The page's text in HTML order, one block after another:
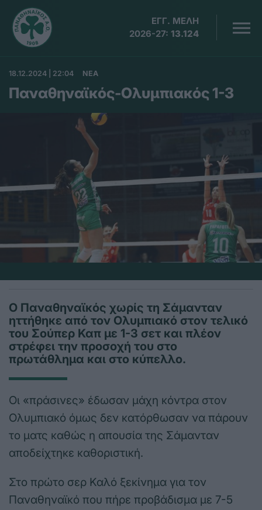
ΕΓΓ. ΜΕΛΗ
2026-27: 13.124
18.12.2024 | 22:04 ΝΕΑ
Παναθηναϊκός-Ολυμπιακός 1-3
Ο Παναθηναϊκός χωρίς τη Σάμανταν
ηττήθηκε από τον Ολυμπιακό στον τελικό
του Σούπερ Καπ με 1-3 σετ και πλέον
στρέφει την προσοχή του στο
πρωτάθλημα και στο κύπελλο.
Οι «πράσινες» έδωσαν μάχη κόντρα στον
Ολυμπιακό όμως δεν κατόρθωσαν να πάρουν
το ματς καθώς η απουσία της Σάμανταν
αποδείχτηκε καθοριστική.
Στο πρώτο σερ Καλό ξεκίνημα για τον
Παναθηναϊκό που πήρε προβάδισμα με 7-5